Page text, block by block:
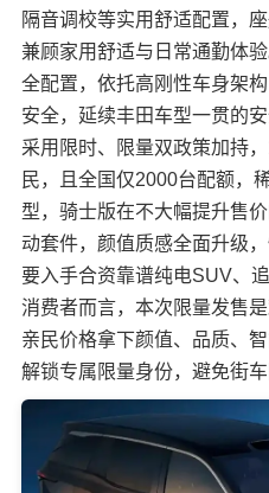
隔音调校等实用舒适配置，
兼顾家用舒适与日常通勤体
全配置，依托高刚性车身架
安全，延续丰田车型一贯的
采用限时、限量双政策加持
民，且全国仅2000台配额，
型，骑士版在不大幅提升售
动套件，颜值质感全面升级
要入手合资靠谱纯电SUV、
消费者而言，本次限量发售
亲民价格拿下颜值、品质、
解锁专属限量身份，避免街车